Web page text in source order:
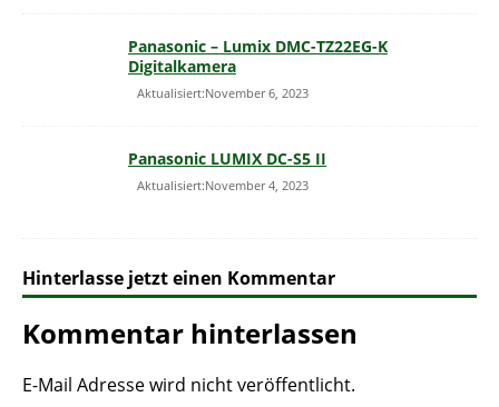
Panasonic – Lumix DMC-TZ22EG-K
Digitalkamera
Aktualisiert:November 6, 2023
Panasonic LUMIX DC-S5 II
Aktualisiert:November 4, 2023
Hinterlasse jetzt einen Kommentar
Kommentar hinterlassen
E-Mail Adresse wird nicht veröffentlicht.